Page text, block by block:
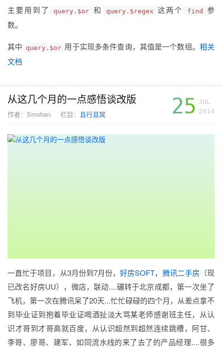
主要用到了 query.$or 和 query.$regex 这两个 find
参
数。
其中 query.$or 用于实现多条件查询，其值是一个数组。 相关
文档
从这几个月的一点感悟谈改版
作者： Smohan 栏目： 且行且冥 25 JUL
2014
一直忙于项目，从3月份到7月份，好房SOFT， 腾讯二手房 （现
已改名好房UU），微店，联动....碾转于北京成都，第一次坐了
飞机，第一次在腾讯呆了20天...忙忙碌碌的四个月，从差点拿不
到毕业证到抱着毕业证喝酒扯淡大骂某老师感谢班主任，从认
识才哥到才哥高就百度，从认识超然到超然连续跳槽，阿甘、
李哥、廖哥、建军、如同流水线的来了去了的产品经理....很多